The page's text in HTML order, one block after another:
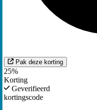
Pak deze korting
25%
Korting
Geverifieerd
kortingscode